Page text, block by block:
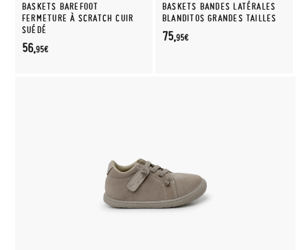
BASKETS BAREFOOT
FERMETURE À SCRATCH CUIR
SUÉDÉ
56,95€
BASKETS BANDES LATÉRALES
BLANDITOS GRANDES TAILLES
75,95€